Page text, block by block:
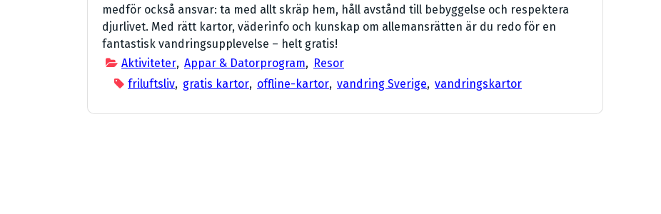
medför också ansvar: ta med allt skräp hem, håll avstånd till bebyggelse och respektera
djurlivet. Med rätt kartor, väderinfo och kunskap om allemansrätten är du redo för en
fantastisk vandringsupplevelse – helt gratis!
Aktiviteter, Appar & Datorprogram, Resor
friluftsliv, gratis kartor, offline-kartor, vandring Sverige, vandringskartor